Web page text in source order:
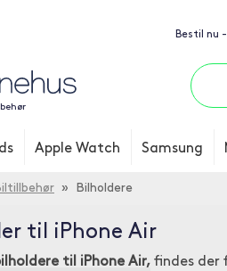
Bestil nu
Apple Watch Samsung
» Bilholdere
til iPhone Air
til iPhone Air, findes der